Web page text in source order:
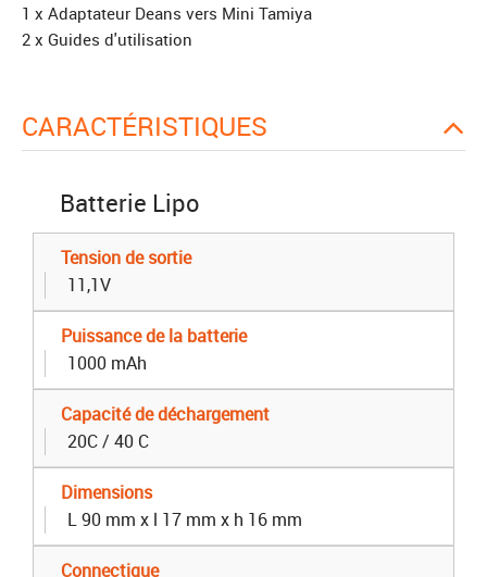
1 x Adaptateur Deans vers Mini Tamiya
2 x Guides d'utilisation
CARACTÉRISTIQUES
Batterie Lipo
Tension de sortie
11,1V
Puissance de la batterie
1000 mAh
Capacité de déchargement
20C / 40 C
Dimensions
L 90 mm x l 17 mm x h 16 mm
Connectique